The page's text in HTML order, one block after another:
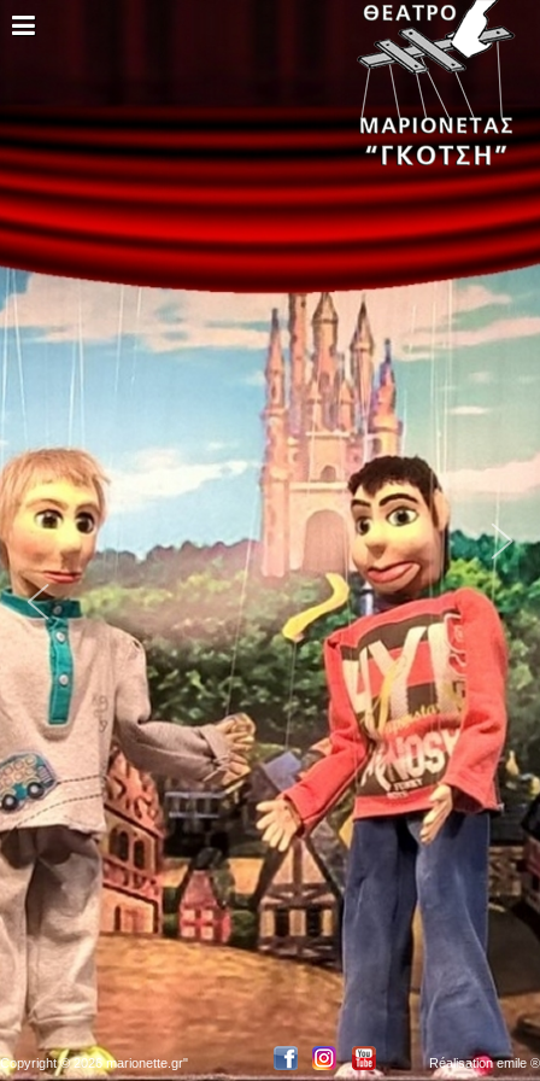
Copyright ©2026marionette.gr" Réalisation emile ®